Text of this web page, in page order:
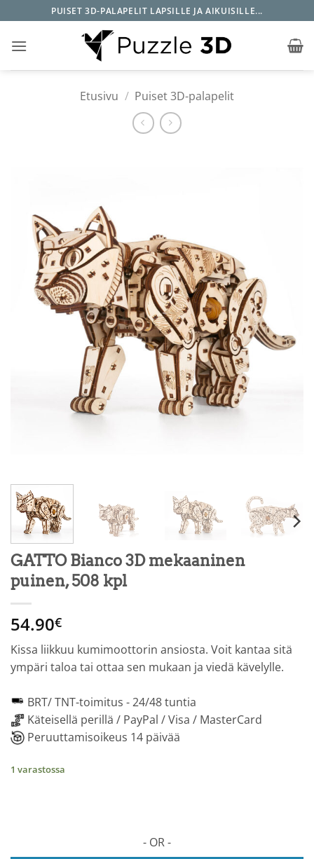
to
content
PUISET 3D-PALAPELIT LAPSILLE JA AIKUISILLE...
Etusivu / Puiset 3D-palapelit
GATTO Bianco 3D mekaaninen
puinen, 508 kpl
54.90€
Kissa liikkuu kumimoottorin ansiosta. Voit kantaa sitä
ympäri taloa tai ottaa sen mukaan ja viedä kävelylle.
BRT/ TNT-toimitus -24/48 tuntia
Käteisellä perillä / PayPal / Visa / MasterCard
Peruuttamisoikeus 14 päivää
1 varastossa
- OR -